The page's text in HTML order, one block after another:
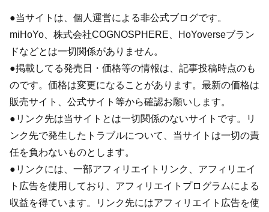
●当サイトは、個人運営による非公式ブログです。
miHoYo、株式会社COGNOSPHERE、HoYoverseブラン
ドなどとは一切関係がありません。
●掲載してる発売日・価格等の情報は、記事投稿時点のも
のです。価格は変更になることがあります。最新の価格は
販売サイト、公式サイト等から確認お願いします。
●リンク先は当サイトとは一切関係のないサイトです。リ
ンク先で発生したトラブルについて、当サイトは一切の責
任を負わないものとします。
●リンクには、一部アフィリエイトリンク、アフィリエイ
ト広告を使用しており、アフィリエイトプログラムによる
収益を得ています。リンク先にはアフィリエイト広告を使